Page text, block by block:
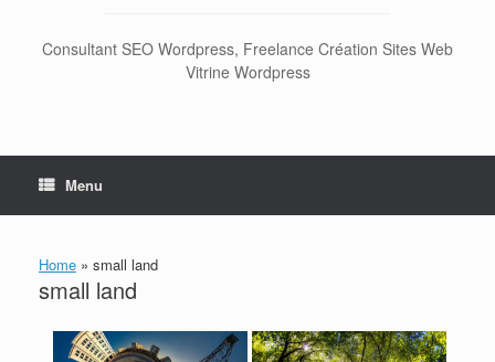
Consultant SEO Wordpress, Freelance Création Sites Web
Vitrine Wordpress
Menu
Home » small land
small land